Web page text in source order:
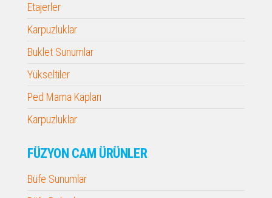
Etajerler
Karpuzluklar
Buklet Sunumlar
Yükseltiler
Ped Mama Kapları
Karpuzluklar
FÜZYON CAM ÜRÜNLER
Büfe Sunumlar